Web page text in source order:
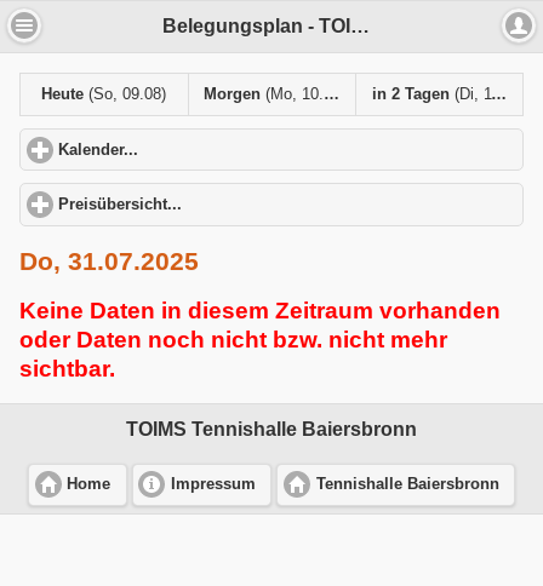
Belegungsplan - TOIMS Tennishalle Baiersbronn
Heute(So, 09.08) Morgen(Mo, 10.08) in 2 Tagen (Di, 11.08)
Kalender...
Preisübersicht...
Do, 31.07.2025
Keine Daten in diesem Zeitraum vorhanden
oder Daten noch nicht bzw. nicht mehr
sichtbar.
TOIMS Tennishalle Baiersbronn
Home Impressum Tennishalle Baiersbronn